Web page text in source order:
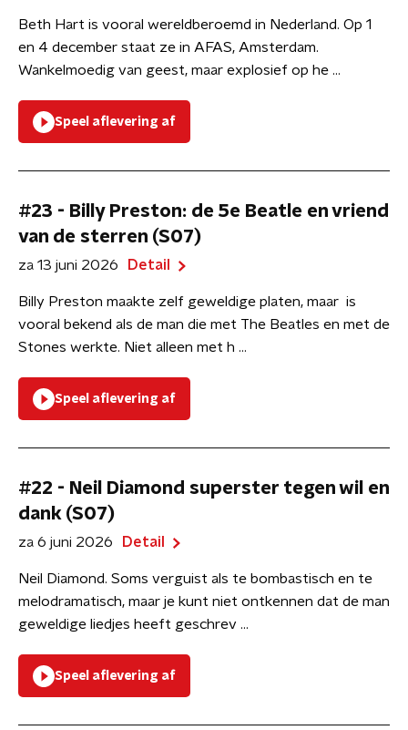
Beth Hart is vooral wereldberoemd in Nederland. Op 1
en 4 december staat ze in AFAS, Amsterdam.
Wankelmoedig van geest, maar explosief op he ...
Speel aflevering af
#23 - Billy Preston: de 5e Beatle en vriend
van de sterren (S07)
za 13 juni 2026 Detail
Billy Preston maakte zelf geweldige platen, maar is
vooral bekend als de man die met The Beatles en met de
Stones werkte. Niet alleen met h ...
Speel aflevering af
#22 - Neil Diamond superster tegen wil en
dank (S07)
za 6 juni 2026 Detail
Neil Diamond. Soms verguist als te bombastisch en te
melodramatisch, maar je kunt niet ontkennen dat de man
geweldige liedjes heeft geschrev ...
Speel aflevering af